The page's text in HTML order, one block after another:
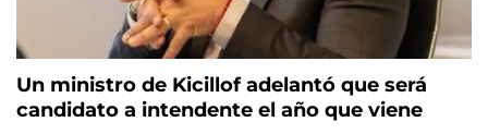
Un ministro de Kicillof adelantó que será
candidato a intendente el año que viene